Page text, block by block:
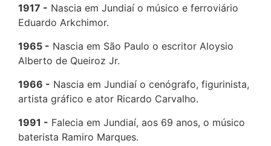
1917
Nascia em Jundiaí o músico e ferroviário
Eduardo Arkchimor.
1965
Nascia em São Paulo o escritor Aloysio
Alberto de Queiroz Jr.
1966
Nascia em Jundiaí o cenógrafo, figurinista,
artista gráfico e ator Ricardo Carvalho.
1991
Falecia em Jundiaí, aos 69 anos, o músico
baterista Ramiro Marques.